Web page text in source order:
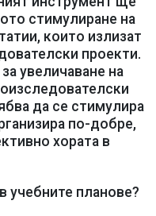
стимулиране на
които излизат
проекти.
увеличаване на
да се стимулира
по-добре,
хората в
учебните планове?